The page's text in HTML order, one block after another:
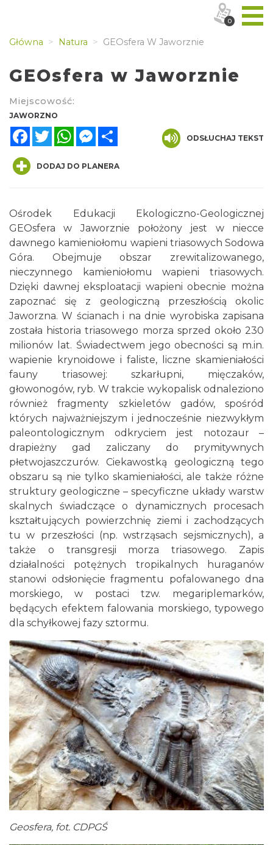
Główna Natura GEOsfera W Jaworznie
GEOsfera w Jaworznie
Miejscowość:
JAWORZNO
FacebookTwitterWhatsAppMessenger
ODSŁUCHAJ TEKST
DODAJ DO PLANERA
Ośrodek Edukacji Ekologiczno-Geologicznej
GEOsfera w Jaworznie położony jest w niecce
dawnego kamieniołomu wapieni triasowych Sodowa
Góra. Obejmuje obszar zrewitalizowanego,
nieczynnego kamieniołomu wapieni triasowych.
Dzięki dawnej eksploatacji wapieni obecnie można
zapoznać się z geologiczną przeszłością okolic
Jaworzna. W ścianach i na dnie wyrobiska zapisana
została historia triasowego morza sprzed około 230
milionów lat. Świadectwem jego obecności są m.in.
wapienie krynoidowe i faliste, liczne skamieniałości
fauny triasowej: szkarłupni, mięczaków,
głowonogów, ryb. W trakcie wykopalisk odnaleziono
również fragmenty szkieletów gadów, spośród
których najważniejszym i jednocześnie niezwykłym
paleontologicznym odkryciem jest notozaur –
drapieżny gad zaliczany do prymitywnych
płetwojaszczurów. Ciekawostką geologiczną tego
obszaru są nie tylko skamieniałości, ale także różne
struktury geologiczne – specyficzne układy warstw
skalnych świadczące o dynamicznych procesach
kształtujących powierzchnię ziemi i zachodzących
tu w przeszłości (np. wstrząsach sejsmicznych), a
także o transgresji morza triasowego. Zapis
działalności potężnych tropikalnych huraganów
stanowi odsłonięcie fragmentu pofalowanego dna
morskiego, w postaci tzw. megariplemarków,
będących efektem falowania morskiego, typowego
dla schyłkowej fazy sztormu.
Geosfera, fot. CDPGŚ
0